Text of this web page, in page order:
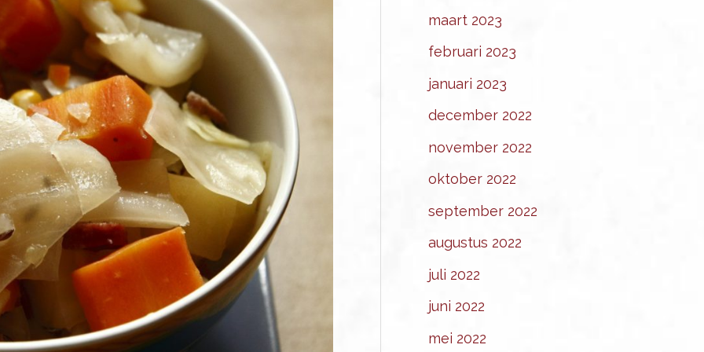
maart 2023
februari 2023
januari 2023
december 2022
november 2022
oktober 2022
september 2022
augustus 2022
juli 2022
juni 2022
mei 2022